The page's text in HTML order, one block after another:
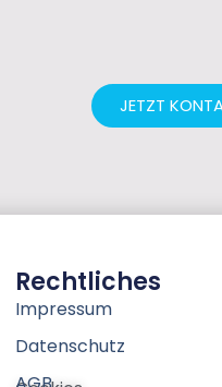
JETZT
Rechtliches
Impressum
Datenschutz